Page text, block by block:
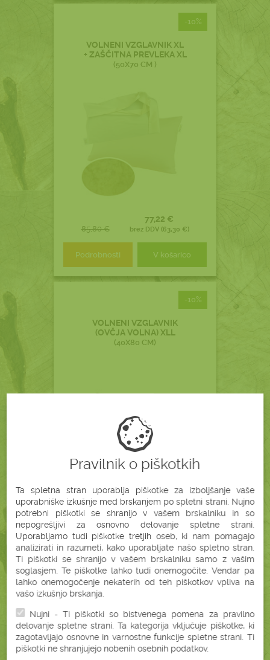
-10%
VOLNENI VZGLAVNIK XL
+ ZAŠČITNA PREVLEKA XL
(50X70 CM )
85,80 €
77,22 €
brez DDV (63,30 €)
Podrobnosti V košarico
-10%
VOLNENI VZGLAVNIK
(OVČJA VOLNA) XLL
(40X80 CM)
66,90 €
60,21 €
brez DDV (49,35 €)
Podrobnosti V košarico
-10%
VOLNENI VZGLAVNIK XLL
(OVČJA VOLNA) +PREVLEKA XLL
(40X80 CM)
Pravilnik o piškotkih
Ta spletna stran uporablja piškotke za izboljšanje vaše
uporabniške izkušnje med brskanjem po spletni strani. Nujno
potrebni piškotki se shranijo v vašem brskalniku in so
nepogrešljivi za osnovno delovanje spletne strani.
Uporabljamo tudi piškotke tretjih oseb, ki nam pomagajo
analizirati in razumeti, kako uporabljate našo spletno stran.
Ti piškotki se shranijo v vašem brskalniku samo z vašim
soglasjem. Te piškotke lahko tudi onemogočite. Vendar pa
lahko onemogočenje nekaterih od teh piškotkov vpliva na
vašo izkušnjo brskanja.
Nujni - Ti piškotki so bistvenega pomena za pravilno
delovanje spletne strani. Ta kategorija vključuje piškotke, ki
zagotavljajo osnovne in varnostne funkcije spletne strani. Ti
piškotki ne shranjujejo nobenih osebnih podatkov.